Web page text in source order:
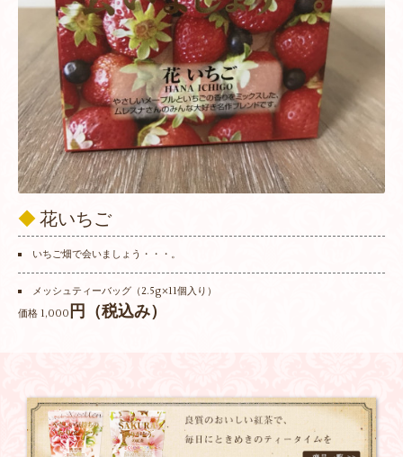
◆花いちご
いちご畑で会いましょう・・・。
メッシュティーバッグ（2.5g×11個入り）
価格 1,000 円（税込み）